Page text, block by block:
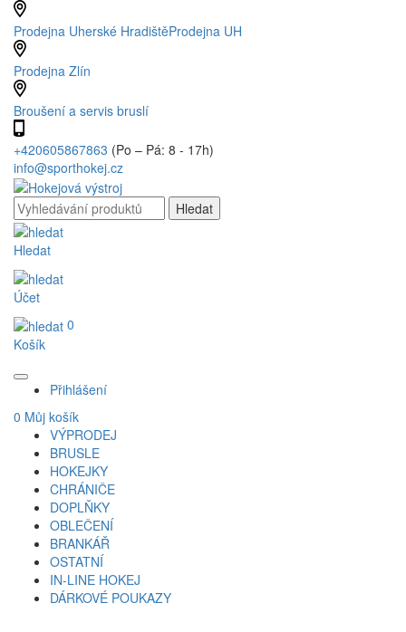
Prodejna Uherské HradištěProdejna UH
Prodejna Zlín
Broušení a servis bruslí
+420605867863 (Po – Pá: 8 - 17h)
info@sporthokej.cz
Hledat
Účet
0
Košík
Přihlášení
0 Můj košík
VÝPRODEJ
BRUSLE
HOKEJKY
CHRÁNIČE
DOPLŇKY
OBLEČENÍ
BRANKÁŘ
OSTATNÍ
IN-LINE HOKEJ
DÁRKOVÉ POUKAZY